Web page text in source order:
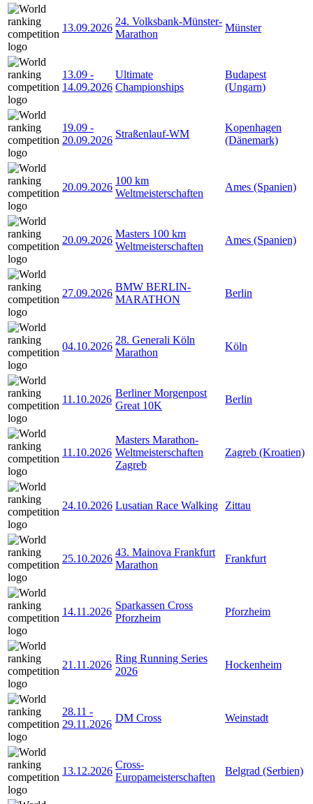
13.09.2026
24. Volksbank-Münster-
Marathon
Münster
13.09 -
14.09.2026
Ultimate
Championships
Budapest
(Ungarn)
19.09 -
20.09.2026
Straßenlauf-WM
Kopenhagen
(Dänemark)
20.09.2026
100 km
Weltmeisterschaften
Ames (Spanien)
20.09.2026
Masters 100 km
Weltmeisterschaften
Ames (Spanien)
27.09.2026
BMW BERLIN-
MARATHON
Berlin
04.10.2026
28. Generali Köln
Marathon
Köln
11.10.2026
Berliner Morgenpost
Great 10K
Berlin
11.10.2026
Masters Marathon-
Weltmeisterschaften
Zagreb
Zagreb (Kroatien)
24.10.2026 Lusatian Race Walking Zittau
25.10.2026
43. Mainova Frankfurt
Marathon
Frankfurt
14.11.2026
Sparkassen Cross
Pforzheim
Pforzheim
21.11.2026
Ring Running Series
2026
Hockenheim
28.11 -
29.11.2026
DM Cross Weinstadt
13.12.2026
Cross-
Europameisterschaften
Belgrad (Serbien)